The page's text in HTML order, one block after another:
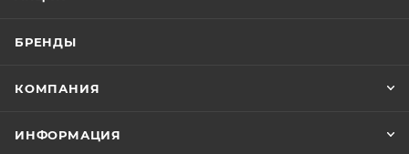
БРЕНДЫ
КОМПАНИЯ
ИНФОРМАЦИЯ